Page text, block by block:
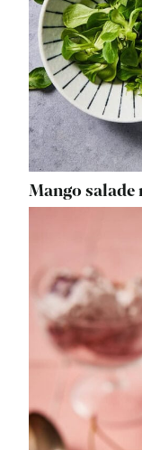
Mango salade